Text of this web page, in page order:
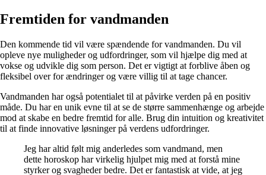
Fremtiden for vandmanden
Den kommende tid vil være spændende for vandmanden. Du vil
opleve nye muligheder og udfordringer, som vil hjælpe dig med at
vokse og udvikle dig som person. Det er vigtigt at forblive åben og
fleksibel over for ændringer og være villig til at tage chancer.
Vandmanden har også potentialet til at påvirke verden på en positiv
måde. Du har en unik evne til at se de større sammenhænge og arbejde
mod at skabe en bedre fremtid for alle. Brug din intuition og kreativitet
til at finde innovative løsninger på verdens udfordringer.
Jeg har altid følt mig anderledes som vandmand, men
dette horoskop har virkelig hjulpet mig med at forstå mine
styrker og svagheder bedre. Det er fantastisk at vide, at jeg